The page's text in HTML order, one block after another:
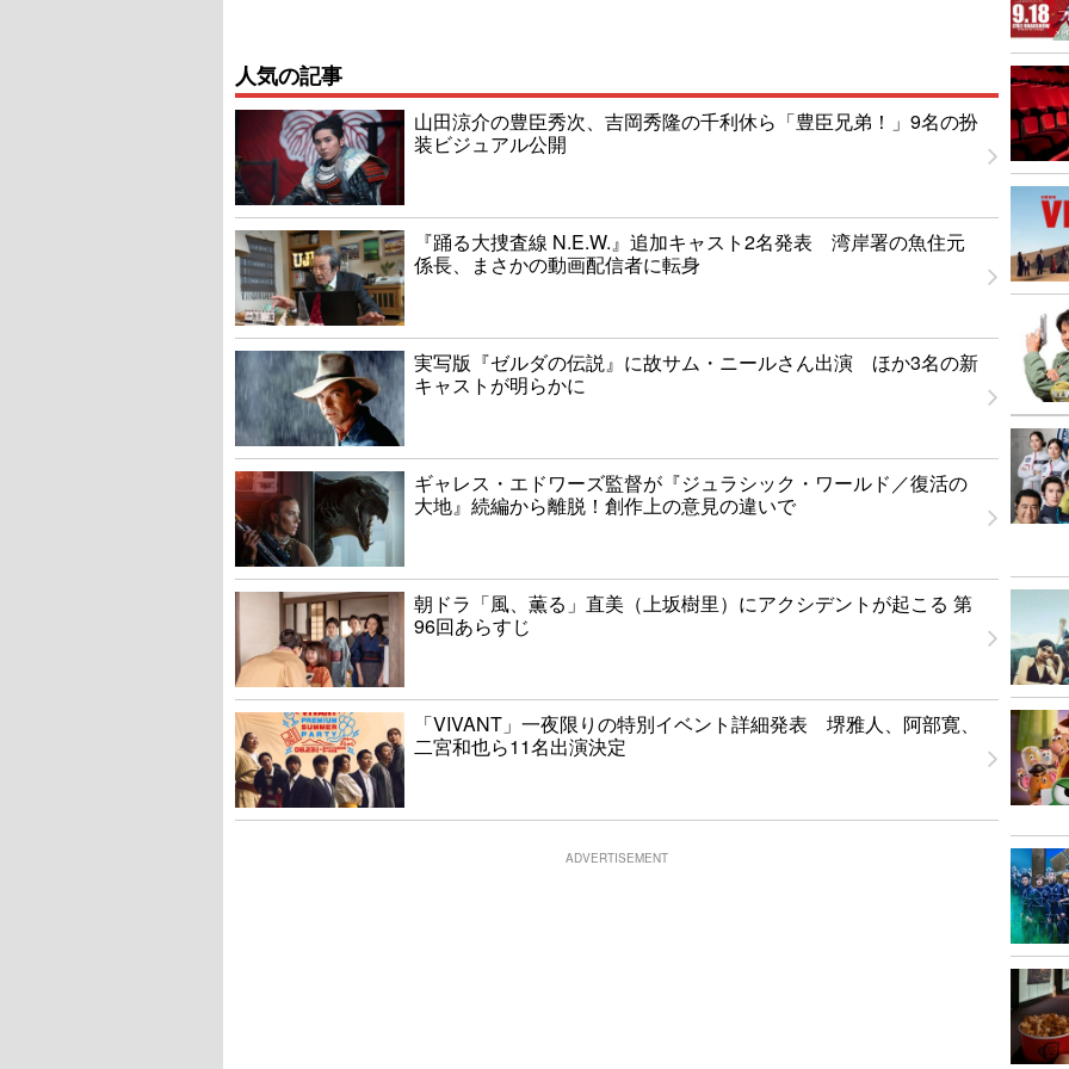
人気の記事
山田涼介の豊臣秀次、吉岡秀隆の千利休ら「豊臣兄弟！」9名の扮
装ビジュアル公開
『踊る大捜査線 N.E.W.』追加キャスト2名発表 湾岸署の魚住元
係長、まさかの動画配信者に転身
実写版『ゼルダの伝説』に故サム・ニールさん出演 ほか3名の新
キャストが明らかに
ギャレス・エドワーズ監督が『ジュラシック・ワールド／復活の
大地』続編から離脱！創作上の意見の違いで
朝ドラ「風、薫る」直美（上坂樹里）にアクシデントが起こる 第
96回あらすじ
「VIVANT」一夜限りの特別イベント詳細発表 堺雅人、阿部寛、
二宮和也ら11名出演決定
ADVERTISEMENT